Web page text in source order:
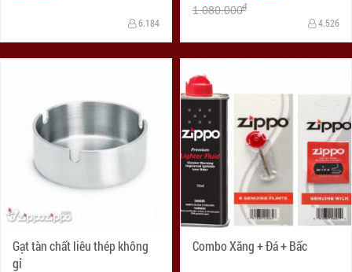
6.184
1.080.000đ
4.526
Gạt tàn chất liêu thép không
gỉ
Combo Xăng + Đá + Bấc